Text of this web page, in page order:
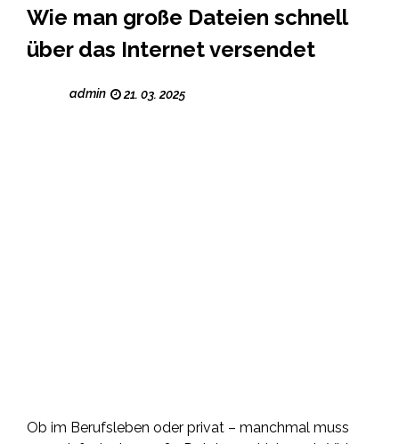
Wie man große Dateien schnell
über das Internet versendet
admin 21. 03. 2025
Ob im Berufsleben oder privat – manchmal muss